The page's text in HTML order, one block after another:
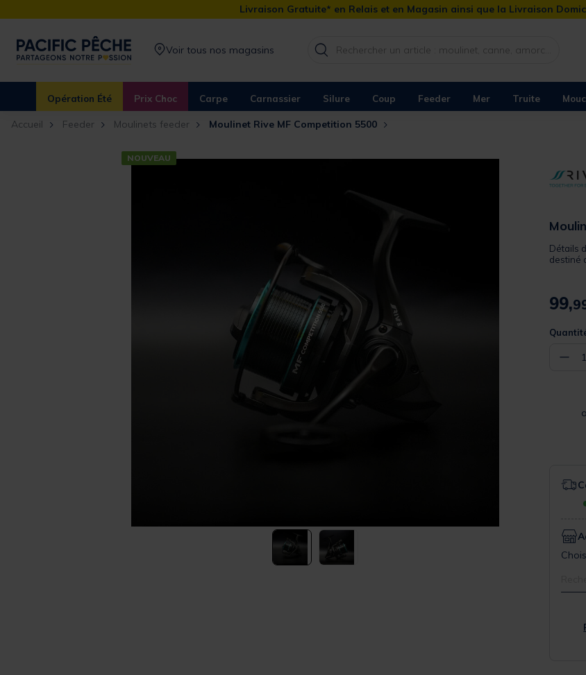
Livraison Gratuite* en Relais et en Magasin ainsi que la Livraison
Voir tous nos magasins
Opération Été Prix Choc Carpe Carnassier Silure Coup Feeder Mer Truite
Accueil Feeder Moulinets feeder Moulinet Rive MF Competition 5500
NOUVEAU
Détails
destiné
99,
− 1